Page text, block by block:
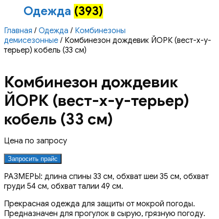
Одежда (393)
Главная / Одежда / Комбинезоны
демисезонные / Комбинезон дождевик ЙОРК (вест-х-у-
терьер) кобель (33 см)
Комбинезон дождевик
ЙОРК (вест-х-у-терьер)
кобель (33 см)
Цена по запросу
Запросить прайс
РАЗМЕРЫ: длина спины 33 см, обхват шеи 35 см, обхват
груди 54 см, обхват талии 49 см.
Прекрасная одежда для защиты от мокрой погоды.
Предназначен для прогулок в сырую, грязную погоду.